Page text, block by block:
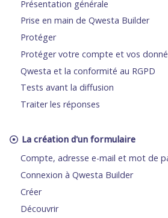
Présentation générale
Prise en main de Qwesta Builder
Protéger
Protéger votre compte et vos
Qwesta et la conformité au RGPD
Tests avant la diffusion
Traiter les réponses
La création d'un formulaire
Compte, adresse e-mail et mot de
Connexion à Qwesta Builder
Créer
Découvrir